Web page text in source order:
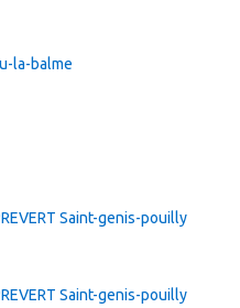
la-balme
Saint-genis-pouilly
Saint-genis-pouilly